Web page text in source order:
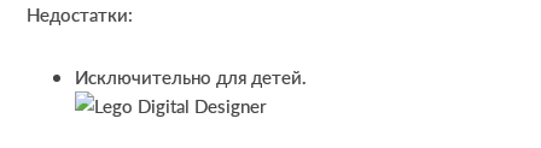
Недостатки:
Исключительно для детей.